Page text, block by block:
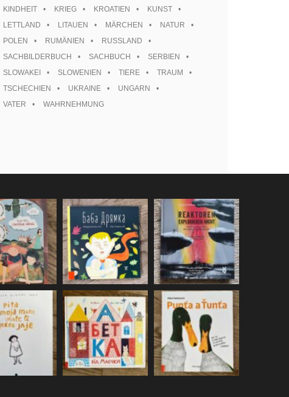
KINDHEIT
KRIEG KROATIEN
KUNST
LETTLAND
LITAUEN MÄRCHEN
NATUR
POLEN
RUMÄNIEN
RUSSLAND
SACHBILDERBUCH
SACHBUCH
SERBIEN
SLOWAKEI
SLOWENIEN TIERE
TRAUM
TSCHECHIEN
UKRAINE
UNGARN
VATER
WAHRNEHMUNG